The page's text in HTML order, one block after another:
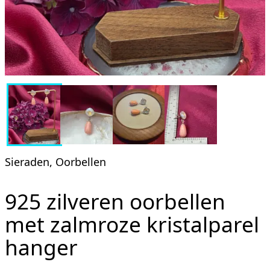
Sieraden, Oorbellen
925 zilveren oorbellen
met zalmroze kristalparel
hanger